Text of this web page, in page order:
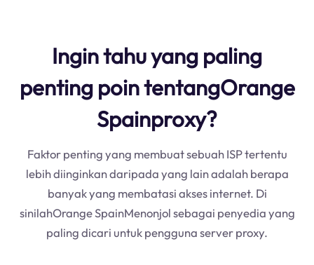
Ingin tahu yang paling
penting poin tentangOrange
Spainproxy?
Faktor penting yang membuat sebuah ISP tertentu
lebih diinginkan daripada yang lain adalah berapa
banyak yang membatasi akses internet. Di
sinilahOrange SpainMenonjol sebagai penyedia yang
paling dicari untuk pengguna server proxy.